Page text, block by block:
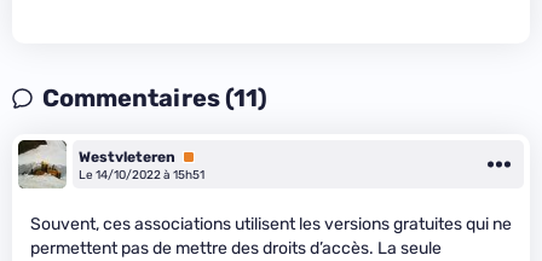
Commentaires (11)
Westvleteren
Premium
Le 14/10/2022 à 15h51
Souvent, ces associations utilisent les versions gratuites qui ne
permettent pas de mettre des droits d’accès. La seule